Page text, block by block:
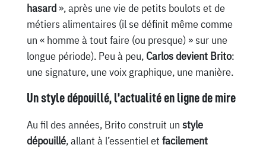
hasard», après une vie de petits boulots et de
métiers alimentaires (il se définit même comme
un « homme à tout faire (ou presque) » sur une
longue période). Peu à peu, Carlos devient Brito:
une signature, une voix graphique, une manière.
Un style dépouillé, l’actualité en ligne de mire
Au fil des années, Brito construit un style
dépouillé, allant à l’essentiel et facilement